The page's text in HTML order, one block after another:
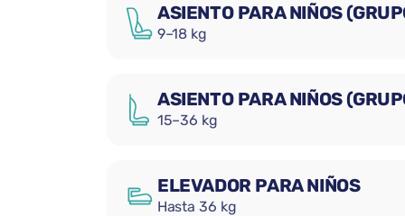
ASIENTO PARA NIÑOS
9–18 kg
ASIENTO PARA NIÑOS
15–36 kg
ELEVADOR PARA NIÑOS
Hasta 36 kg